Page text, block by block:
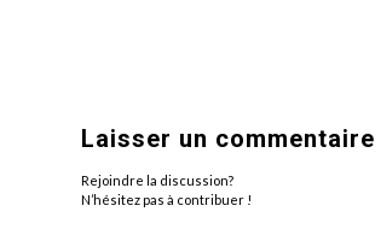
Laisser un commentaire
Rejoindre la discussion?
N’hésitez pas à contribuer !